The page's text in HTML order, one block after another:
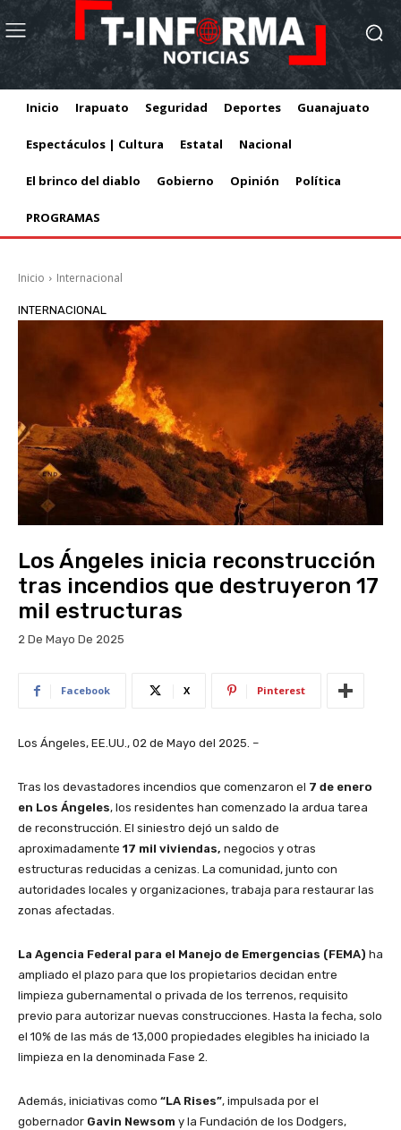
Inicio Irapuato Seguridad Deportes Guanajuato
Espectáculos | Cultura Estatal Nacional
El brinco del diablo Gobierno Opinión Política
PROGRAMAS
Inicio Internacional
INTERNACIONAL
Los Ángeles inicia reconstrucción
tras incendios que destruyeron 17
mil estructuras
2 De Mayo De 2025
Facebook X Pinterest
Los Ángeles, EE.UU., 02 de Mayo del 2025. –
Tras los devastadores incendios que comenzaron el 7 de enero
en Los Ángeles, los residentes han comenzado la ardua tarea
de reconstrucción. El siniestro dejó un saldo de
aproximadamente 17 mil viviendas, negocios y otras
estructuras reducidas a cenizas. La comunidad, junto con
autoridades locales y organizaciones, trabaja para restaurar las
zonas afectadas.
La Agencia Federal para el Manejo de Emergencias (FEMA) ha
ampliado el plazo para que los propietarios decidan entre
limpieza gubernamental o privada de los terrenos, requisito
previo para autorizar nuevas construcciones. Hasta la fecha, solo
el 10% de las más de 13,000 propiedades elegibles ha iniciado la
limpieza en la denominada Fase 2.
Además, iniciativas como “LA Rises”, impulsada por el
gobernador Gavin Newsom y la Fundación de los Dodgers,